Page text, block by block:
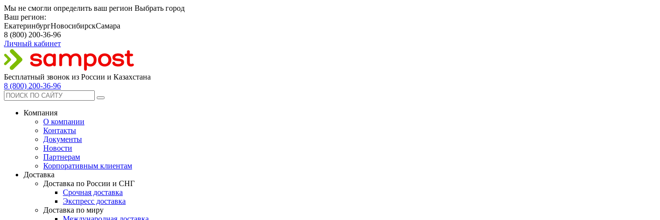
Мы не смогли определить ваш регион Выбрать город
Ваш регион:
ЕкатеринбургНовосибирскСамара
8 (800) 200-36-96
Личный кабинет
Бесплатный звонок из России и Казахстана
8 (800) 200-36-96
Компания
О компании
Контакты
Документы
Новости
Партнерам
Корпоративным клиентам
Доставка
Доставка по России и СНГ
Срочная доставка
Экспресс доставка
Доставка по миру